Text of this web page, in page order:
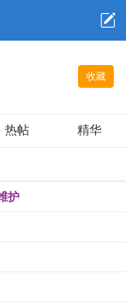
收藏
热帖 精华
护